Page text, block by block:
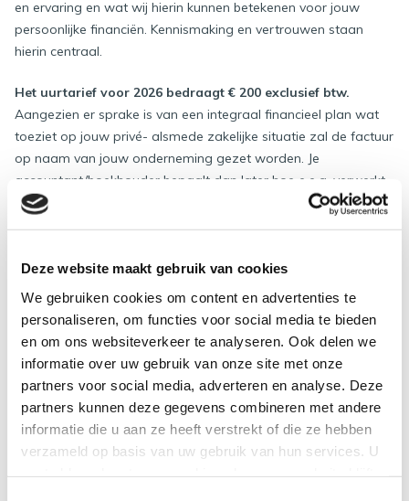
Deze website maakt gebruik van cookies
We gebruiken cookies om content en advertenties te
personaliseren, om functies voor social media te bieden
en om ons websiteverkeer te analyseren. Ook delen we
informatie over uw gebruik van onze site met onze
partners voor social media, adverteren en analyse. Deze
partners kunnen deze gegevens combineren met andere
informatie die u aan ze heeft verstrekt of die ze hebben
verzameld op basis van uw gebruik van hun services. U
en ervaring en wat wij hierin kunnen betekenen voor jouw
persoonlijke financiën. Kennismaking en vertrouwen staan
hierin centraal.
Het uurtarief voor 2026 bedraagt € 200 exclusief btw.
Aangezien er sprake is van een integraal financieel plan wat
toeziet op jouw privé- alsmede zakelijke situatie zal de factuur
op naam van jouw onderneming gezet worden. Je
accountant/boekhouder bepaalt dan later hoe e.e.a. verwerkt
zal worden in jouw administratie.
btw) voor een ib ondernemer (en mede afhankelijke van de
een DGA. Inbegrepen zit het intake gesprek (of meerderen),
voorbereiding van alle financiële stukken, een tussentijdse
bespreking en een uitgebreide rapportage met aanbevelingen
en actiepunten. Gemiddelde duur om alles financieel, fiscaal en
juridisch in te richten is tussen de 3 en 6 maanden.
Daarna is het jaarlijks een kwestie van bijhouden en bijsturen
middels de update. Jaarlijks nemen wij hiervoor contact met je
op. Hiervoor geldt een verkorte rapportage met alle financiële